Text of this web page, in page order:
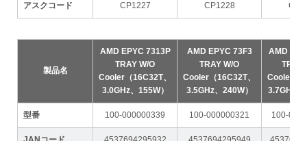
アスクコード CP1227 CP1228
製品名
AMD EPYC 7313P
TRAY W/O
Cooler（16C32T、
3.0GHz、155W）
AMD EPYC 73F3
TRAY W/O
Cooler（16C32T、
3.5GHz、240W）
AMD
TRAY
Cooler（
3.7GHz、
型番 100-000000339 100-000000321 100-